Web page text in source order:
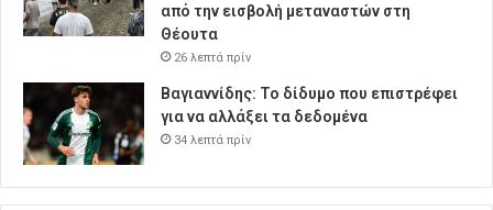
από την εισβολή μεταναστών στη
Θέουτα
26 λεπτά πρίν
Βαγιαννίδης: Το δίδυμο που επιστρέφει
για να αλλάξει τα δεδομένα
34 λεπτά πρίν